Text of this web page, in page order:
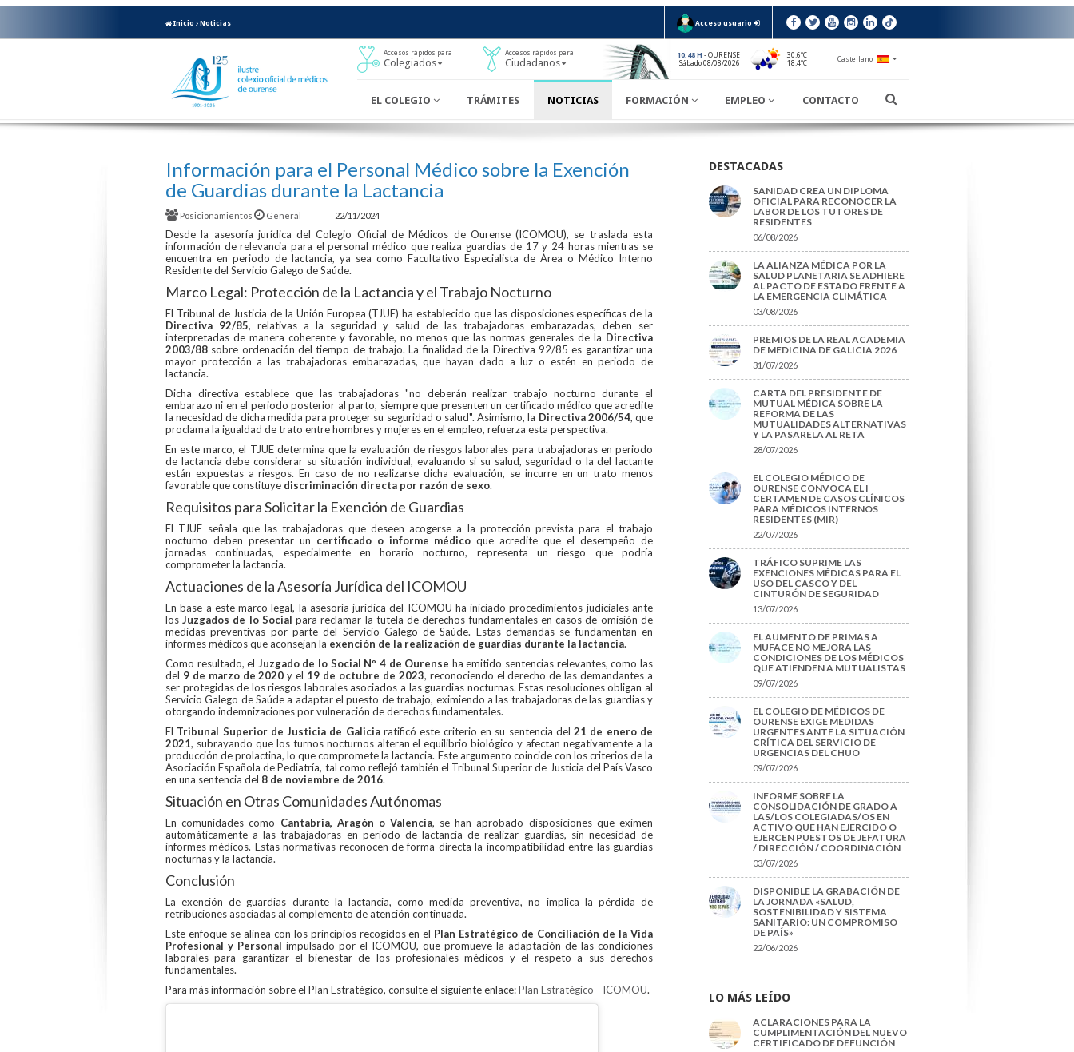
Inicio Noticias Acceso usuario
Accesos rápidos para
Colegiados
Accesos rápidos para
Ciudadanos
10:48 H - OURENSE
Sábado 08/08/2026
30.6ºC
18.4ºC
Castellano
EL COLEGIO TRÁMITES NOTICIAS FORMACIÓN EMPLEO CONTACTO
Información para el Personal Médico sobre la Exención
de Guardias durante la Lactancia
Posicionamientos General 22/11/2024
Desde la asesoría jurídica del Colegio Oficial de Médicos de Ourense (ICOMOU), se traslada esta
información de relevancia para el personal médico que realiza guardias de 17 y 24 horas mientras se
encuentra en periodo de lactancia, ya sea como Facultativo Especialista de Área o Médico Interno
Residente del Servicio Galego de Saúde.
Marco Legal: Protección de la Lactancia y el Trabajo Nocturno
El Tribunal de Justicia de la Unión Europea (TJUE) ha establecido que las disposiciones específicas de la
Directiva 92/85, relativas a la seguridad y salud de las trabajadoras embarazadas, deben ser
interpretadas de manera coherente y favorable, no menos que las normas generales de la Directiva
2003/88 sobre ordenación del tiempo de trabajo. La finalidad de la Directiva 92/85 es garantizar una
mayor protección a las trabajadoras embarazadas, que hayan dado a luz o estén en periodo de
lactancia.
Dicha directiva establece que las trabajadoras "no deberán realizar trabajo nocturno durante el
embarazo ni en el periodo posterior al parto, siempre que presenten un certificado médico que acredite
la necesidad de dicha medida para proteger su seguridad o salud". Asimismo, la Directiva 2006/54, que
proclama la igualdad de trato entre hombres y mujeres en el empleo, refuerza esta perspectiva.
En este marco, el TJUE determina que la evaluación de riesgos laborales para trabajadoras en periodo
de lactancia debe considerar su situación individual, evaluando si su salud, seguridad o la del lactante
están expuestas a riesgos. En caso de no realizarse dicha evaluación, se incurre en un trato menos
favorable que constituye discriminación directa por razón de sexo.
Requisitos para Solicitar la Exención de Guardias
El TJUE señala que las trabajadoras que deseen acogerse a la protección prevista para el trabajo
nocturno deben presentar un certificado o informe médico que acredite que el desempeño de
jornadas continuadas, especialmente en horario nocturno, representa un riesgo que podría
comprometer la lactancia.
Actuaciones de la Asesoría Jurídica del ICOMOU
En base a este marco legal, la asesoría jurídica del ICOMOU ha iniciado procedimientos judiciales ante
losJuzgados de lo Social para reclamar la tutela de derechos fundamentales en casos de omisión de
medidas preventivas por parte del Servicio Galego de Saúde. Estas demandas se fundamentan en
informes médicos que aconsejan la exención de la realización de guardias durante la lactancia.
Como resultado, el Juzgado de lo Social Nº 4 de Ourense ha emitido sentencias relevantes, como las
del 9 de marzo de 2020 y el 19 de octubre de 2023, reconociendo el derecho de las demandantes a
ser protegidas de los riesgos laborales asociados a las guardias nocturnas. Estas resoluciones obligan al
Servicio Galego de Saúde a adaptar el puesto de trabajo, eximiendo a las trabajadoras de las guardias y
otorgando indemnizaciones por vulneración de derechos fundamentales.
El Tribunal Superior de Justicia de Galiciaratificó este criterio en su sentencia del21 de enero de
2021, subrayando que los turnos nocturnos alteran el equilibrio biológico y afectan negativamente a la
producción de prolactina, lo que compromete la lactancia. Este argumento coincide con los criterios de la
Asociación Española de Pediatría, tal como reflejó también el Tribunal Superior de Justicia del País Vasco
en una sentencia del 8 de noviembre de 2016.
Situación en Otras Comunidades Autónomas
En comunidades como Cantabria, Aragón o Valencia, se han aprobado disposiciones que eximen
automáticamente a las trabajadoras en periodo de lactancia de realizar guardias, sin necesidad de
informes médicos. Estas normativas reconocen de forma directa la incompatibilidad entre las guardias
nocturnas y la lactancia.
Conclusión
La exención de guardias durante la lactancia, como medida preventiva, no implica la pérdida de
retribuciones asociadas al complemento de atención continuada.
Este enfoque se alinea con los principios recogidos en el Plan Estratégico de Conciliación de la Vida
Profesional y Personal impulsado por el ICOMOU, que promueve la adaptación de las condiciones
laborales para garantizar el bienestar de los profesionales médicos y el respeto a sus derechos
fundamentales.
Para más información sobre el Plan Estratégico, consulte el siguiente enlace:Plan Estratégico - ICOMOU.
DESTACADAS
SANIDAD CREA UN DIPLOMA
OFICIAL PARA RECONOCER LA
LABOR DE LOS TUTORES DE
RESIDENTES
06/08/2026
LA ALIANZA MÉDICA POR LA
SALUD PLANETARIA SE ADHIERE
AL PACTO DE ESTADO FRENTE A
LA EMERGENCIA CLIMÁTICA
03/08/2026
PREMIOS DE LA REAL ACADEMIA
DE MEDICINA DE GALICIA 2026
31/07/2026
CARTA DEL PRESIDENTE DE
MUTUAL MÉDICA SOBRE LA
REFORMA DE LAS
MUTUALIDADES ALTERNATIVAS
Y LA PASARELA AL RETA
28/07/2026
EL COLEGIO MÉDICO DE
OURENSE CONVOCA EL I
CERTAMEN DE CASOS CLÍNICOS
PARA MÉDICOS INTERNOS
RESIDENTES (MIR)
22/07/2026
TRÁFICO SUPRIME LAS
EXENCIONES MÉDICAS PARA EL
USO DEL CASCO Y DEL
CINTURÓN DE SEGURIDAD
13/07/2026
EL AUMENTO DE PRIMAS A
MUFACE NO MEJORA LAS
CONDICIONES DE LOS MÉDICOS
QUE ATIENDEN A MUTUALISTAS
09/07/2026
EL COLEGIO DE MÉDICOS DE
OURENSE EXIGE MEDIDAS
URGENTES ANTE LA SITUACIÓN
CRÍTICA DEL SERVICIO DE
URGENCIAS DEL CHUO
09/07/2026
INFORME SOBRE LA
CONSOLIDACIÓN DE GRADO A
LAS/LOS COLEGIADAS/OS EN
ACTIVO QUE HAN EJERCIDO O
EJERCEN PUESTOS DE JEFATURA
/ DIRECCIÓN / COORDINACIÓN
03/07/2026
DISPONIBLE LA GRABACIÓN DE
LA JORNADA «SALUD,
SOSTENIBILIDAD Y SISTEMA
SANITARIO: UN COMPROMISO
DE PAÍS»
22/06/2026
LO MÁS LEÍDO
ACLARACIONES PARA LA
CUMPLIMENTACIÓN DEL NUEVO
CERTIFICADO DE DEFUNCIÓN